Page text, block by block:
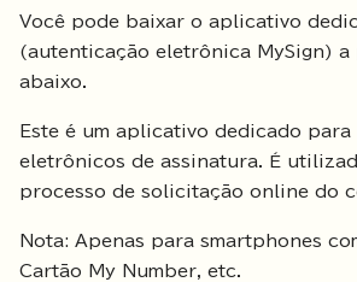
Você pode baixar o aplicativo
(autenticação eletrônica MySign)
abaixo.
Este é um aplicativo dedicado
eletrônicos de assinatura. É
processo de solicitação online do
Nota: Apenas para smartphones
Cartão My Number, etc.